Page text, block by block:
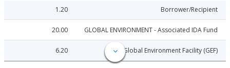
Borrower/
GLOBAL ENVIRONMENT - Associated IDA
20.00
Global Environment Facility